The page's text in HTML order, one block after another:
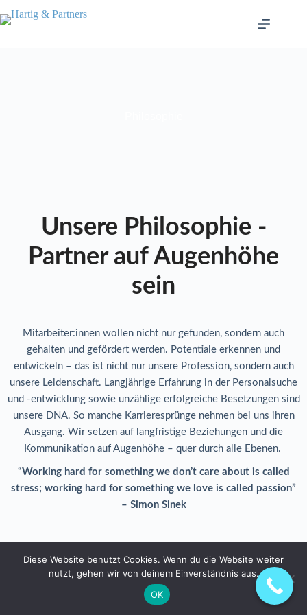
Unsere Philosophie -
Partner auf​ Augenhöhe
sein
Mitarbeiter:innen wollen nicht nur gefunden, sondern auch
gehalten und gefördert werden. Potentiale erkennen und
entwickeln – das ist nicht nur unsere Profession, sondern auch
unsere Leidenschaft. Langjährige Erfahrung in der Personalsuche
und -entwicklung sowie unzählige erfolgreiche Besetzungen sind
unsere DNA. So manche Karrieresprünge nehmen bei uns ihren
Ausgang. Wir setzen auf langfristige Beziehungen und die
Kommunikation auf Augenhöhe – quer durch alle Ebenen.
“Working hard for something we don’t care about is called
stress; working hard for something we love is called passion”
– Simon Sinek
Copyright © 2026 - Hartig & Partners
Impressum
Diese Website benutzt Cookies. Wenn du die Website weiter
nutzt, gehen wir von deinem Einverständnis aus.
OK